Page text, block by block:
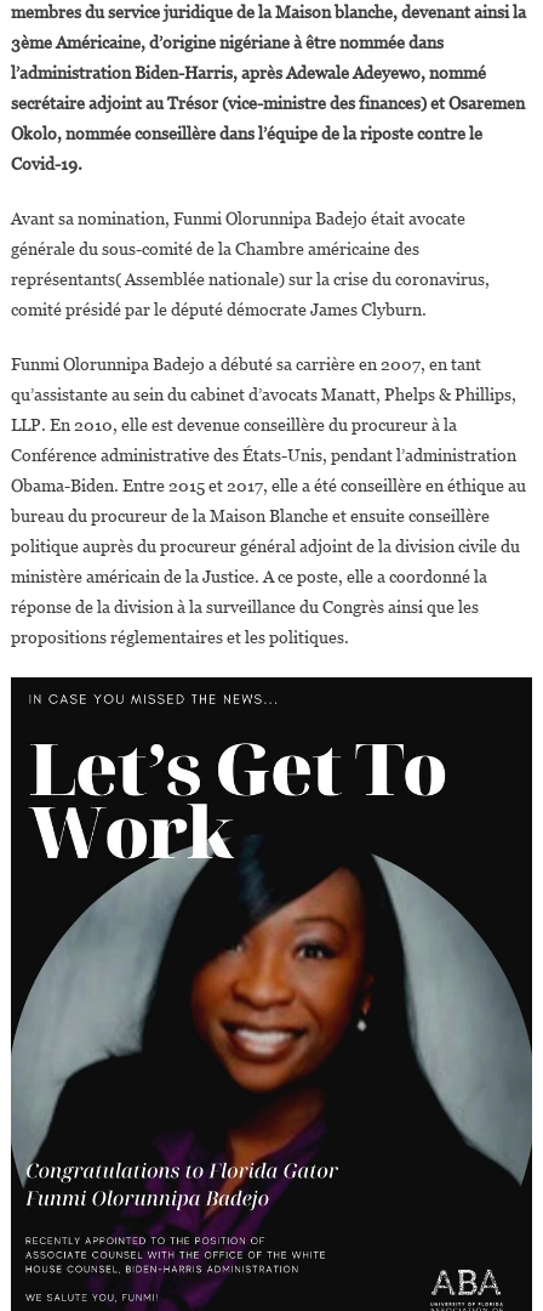
Badejo
Nommée
Dans
L’équipe
Des
La
membres du service juridique de la Maison blanche, devenant ainsi la
3ème Américaine, d’origine nigériane à être nommée dans
l’administration Biden-Harris, après Adewale Adeyewo, nommé
secrétaire adjoint au Trésor (vice-ministre des finances) et Osaremen
Okolo, nommée conseillère dans l’équipe de la riposte contre le
Covid-19.
Avant sa nomination, Funmi Olorunnipa Badejo était avocate
générale du sous-comité de la Chambre américaine des
représentants( Assemblée nationale) sur la crise du coronavirus,
comité présidé par le député démocrate James Clyburn.
Funmi Olorunnipa Badejo a débuté sa carrière en 2007, en tant
qu’assistante au sein du cabinet d’avocats Manatt, Phelps & Phillips,
LLP. En 2010, elle est devenue conseillère du procureur à la
Conférence administrative des États-Unis, pendant l’administration
Obama-Biden. Entre 2015 et 2017, elle a été conseillère en éthique au
bureau du procureur de la Maison Blanche et ensuite conseillère
politique auprès du procureur général adjoint de la division civile du
ministère américain de la Justice. A ce poste, elle a coordonné la
réponse de la division à la surveillance du Congrès ainsi que les
propositions réglementaires et les politiques.